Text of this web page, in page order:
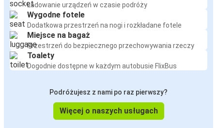
Ładowanie urządzeń w czasie podróży
Wygodne fotele
Dodatkowa przestrzeń na nogi i rozkładane fotele
Miejsce na bagaż
Przestrzeń do bezpiecznego przechowywania rzeczy
Toalety
Dogodnie dostępne w każdym autobusie FlixBus
Podróżujesz z nami po raz pierwszy?
Więcej o naszych usługach